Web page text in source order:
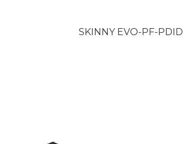
SKINNY EVO-PF-PDID